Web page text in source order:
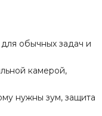
обычных задач и
камерой,
нужны зум, защита